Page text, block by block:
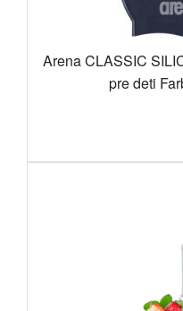
Arena CLASSIC
pre deti